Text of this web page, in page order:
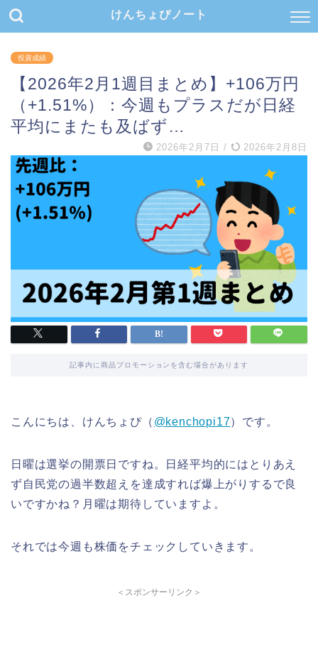
けんちょぴノート
投資成績
【2026年2月1週目まとめ】+106万円
（+1.51%）：今週もプラスだが日経
平均にまたも及ばず…
2026年2月7日 / 2026年2月8日
記事内に商品プロモーションを含む場合があります
こんにちは、けんちょぴ（ @kenchopi17）です。
日曜は選挙の開票日ですね。日経平均的にはとりあえ
ず自民党の過半数超えを達成すれば爆上がりするで良
いですかね？月曜は期待していますよ。
それでは今週も株価をチェックしていきます。
＜スポンサーリンク＞